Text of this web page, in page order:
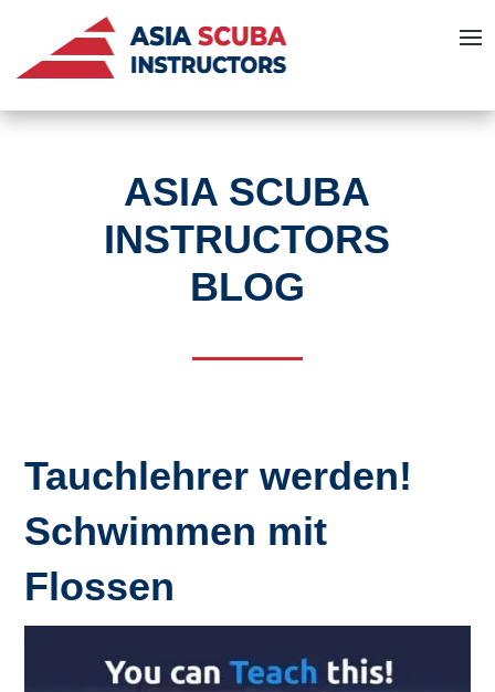
ASIA SCUBA
INSTRUCTORS
BLOG
Tauchlehrer werden!
Schwimmen mit
Flossen